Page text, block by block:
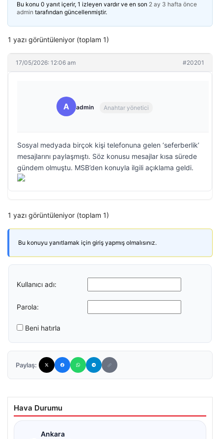
Bu konu 0 yanıt içerir, 1 izleyen vardır ve en son 2 ay 3 hafta önce
admin tarafından güncellenmiştir.
1 yazı görüntüleniyor (toplam 1)
17/05/2026: 12:06 am #20201
A admin Anahtar yönetici
Sosyal medyada birçok kişi telefonuna gelen ‘seferberlik’
mesajlarını paylaşmıştı. Söz konusu mesajlar kısa sürede
gündem olmuştu. MSB’den konuyla ilgili açıklama geldi.
1 yazı görüntüleniyor (toplam 1)
Bu konuyu yanıtlamak için giriş yapmış olmalısınız.
Kullanıcı adı:
Parola:
Beni hatırla
Paylaş:
Hava Durumu
Ankara